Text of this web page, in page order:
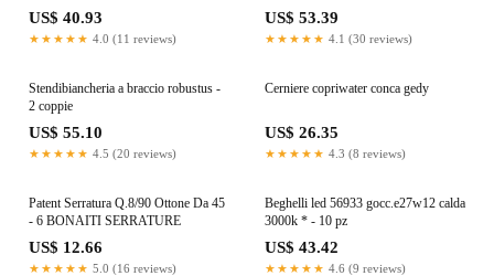
US$ 40.93
★★★★★ 4.0 (11 reviews)
US$ 53.39
★★★★★ 4.1 (30 reviews)
Stendibiancheria a braccio robustus -
2 coppie
US$ 55.10
★★★★★ 4.5 (20 reviews)
Cerniere copriwater conca gedy
US$ 26.35
★★★★★ 4.3 (8 reviews)
Patent Serratura Q.8/90 Ottone Da 45
- 6 BONAITI SERRATURE
US$ 12.66
★★★★★ 5.0 (16 reviews)
Beghelli led 56933 gocc.e27w12 calda
3000k * - 10 pz
US$ 43.42
★★★★★ 4.6 (9 reviews)